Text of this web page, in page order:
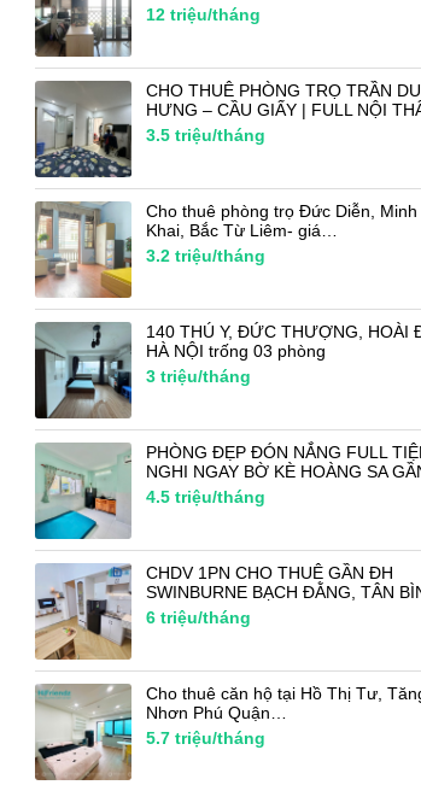
12 triệu/tháng
CHO THUÊ PHÒNG TRỌ TRẦN
HƯNG – CẦU GIẤY | FULL NỘI
3.5 triệu/tháng
Cho thuê phòng trọ Đức Diễn, Minh
Khai, Bắc Từ Liêm- giá…
3.2 triệu/tháng
140 THÚ Y, ĐỨC THƯỢNG, HOÀI
HÀ NỘI trống 03 phòng
3 triệu/tháng
PHÒNG ĐẸP ĐÓN NẮNG FULL
NGHI NGAY BỜ KÈ HOÀNG SA
4.5 triệu/tháng
CHDV 1PN CHO THUÊ GẦN ĐH
SWINBURNE BẠCH ĐẰNG, TÂN
6 triệu/tháng
Cho thuê căn hộ tại Hồ Thị Tư,
Nhơn Phú Quận…
5.7 triệu/tháng